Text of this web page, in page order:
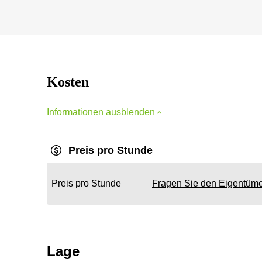
Kosten
Informationen ausblenden
Preis pro Stunde
Preis pro Stunde Fragen Sie den
Lage